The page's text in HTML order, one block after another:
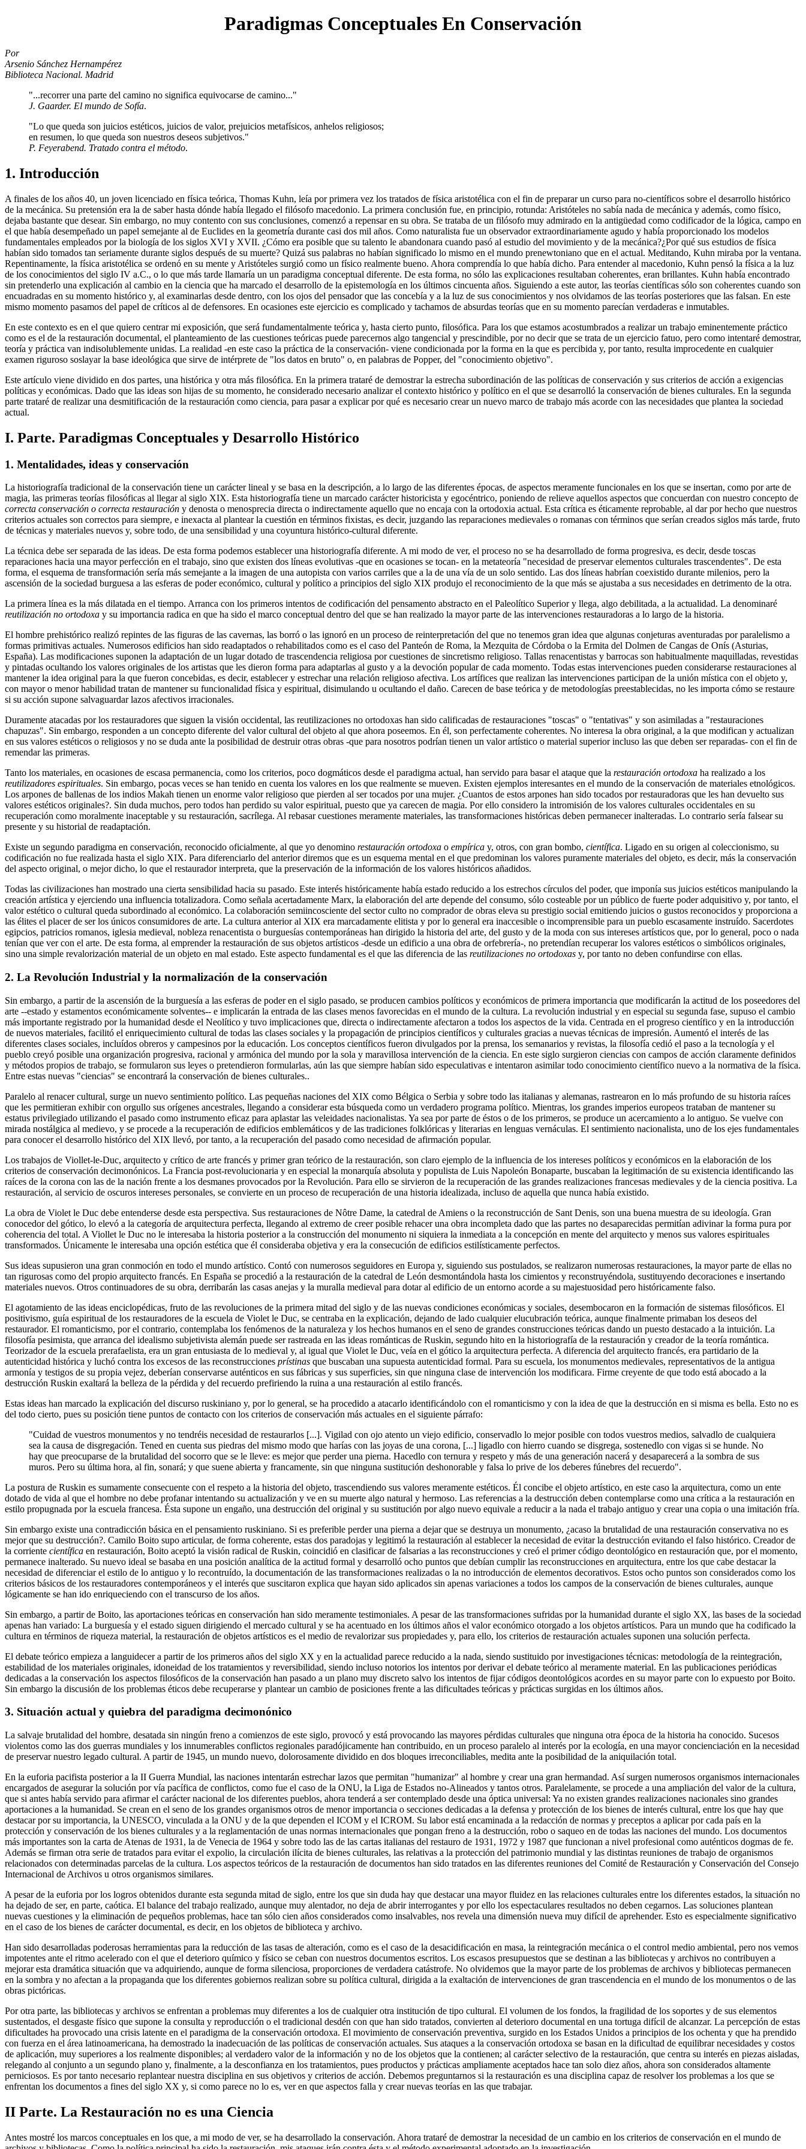
Paradigmas Conceptuales En Conservación
Por
Arsenio Sánchez Hernampérez
Biblioteca Nacional. Madrid
"...recorrer una parte del camino no significa equivocarse de camino..."
J. Gaarder. El mundo de Sofía.
"Lo que queda son juicios estéticos, juicios de valor, prejuicios metafísicos, anhelos religiosos;
en resumen, lo que queda son nuestros deseos subjetivos."
P. Feyerabend. Tratado contra el método.
1. Introducción
A finales de los años 40, un joven licenciado en física teórica, Thomas Kuhn, leía por primera vez los tratados de física aristotélica con el fin de preparar un curso para no-científicos sobre el desarrollo histórico
de la mecánica. Su pretensión era la de saber hasta dónde había llegado el filósofo macedonio. La primera conclusión fue, en principio, rotunda: Aristóteles no sabía nada de mecánica y además, como físico,
dejaba bastante que desear. Sin embargo, no muy contento con sus conclusiones, comenzó a repensar en su obra. Se trataba de un filósofo muy admirado en la antigüedad como codificador de la lógica, campo en
el que había desempeñado un papel semejante al de Euclides en la geometría durante casi dos mil años. Como naturalista fue un observador extraordinariamente agudo y había proporcionado los modelos
fundamentales empleados por la biología de los siglos XVI y XVII. ¿Cómo era posible que su talento le abandonara cuando pasó al estudio del movimiento y de la mecánica?¿Por qué sus estudios de física
habían sido tomados tan seriamente durante siglos después de su muerte? Quizá sus palabras no habían significado lo mismo en el mundo prenewtoniano que en el actual. Meditando, Kuhn miraba por la ventana.
Repentinamente, la física aristotélica se ordenó en su mente y Aristóteles surgió como un físico realmente bueno. Ahora comprendía lo que había dicho. Para entender al macedonio, Kuhn pensó la física a la luz
de los conocimientos del siglo IV a.C., o lo que más tarde llamaría un un paradigma conceptual diferente. De esta forma, no sólo las explicaciones resultaban coherentes, eran brillantes. Kuhn había encontrado
sin pretenderlo una explicación al cambio en la ciencia que ha marcado el desarrollo de la epistemología en los últimos cincuenta años. Siguiendo a este autor, las teorías científicas sólo son coherentes cuando son
encuadradas en su momento histórico y, al examinarlas desde dentro, con los ojos del pensador que las concebía y a la luz de sus conocimientos y nos olvidamos de las teorías posteriores que las falsan. En este
mismo momento pasamos del papel de críticos al de defensores. En ocasiones este ejercicio es complicado y tachamos de absurdas teorías que en su momento parecían verdaderas e inmutables.
En este contexto es en el que quiero centrar mi exposición, que será fundamentalmente teórica y, hasta cierto punto, filosófica. Para los que estamos acostumbrados a realizar un trabajo eminentemente práctico
como es el de la restauración documental, el planteamiento de las cuestiones teóricas puede parecernos algo tangencial y prescindible, por no decir que se trata de un ejercicio fatuo, pero como intentaré demostrar,
teoría y práctica van indisolublemente unidas. La realidad -en este caso la práctica de la conservación- viene condicionada por la forma en la que es percibida y, por tanto, resulta improcedente en cualquier
examen riguroso soslayar la base ideológica que sirve de intérprete de "los datos en bruto" o, en palabras de Popper, del "conocimiento objetivo".
Este artículo viene dividido en dos partes, una histórica y otra más filosófica. En la primera trataré de demostrar la estrecha subordinación de las políticas de conservación y sus criterios de acción a exigencias
políticas y económicas. Dado que las ideas son hijas de su momento, he considerado necesario analizar el contexto histórico y político en el que se desarrolló la conservación de bienes culturales. En la segunda
parte trataré de realizar una desmitificación de la restauración como ciencia, para pasar a explicar por qué es necesario crear un nuevo marco de trabajo más acorde con las necesidades que plantea la sociedad
actual.
I. Parte. Paradigmas Conceptuales y Desarrollo Histórico
1. Mentalidades, ideas y conservación
La historiografía tradicional de la conservación tiene un carácter lineal y se basa en la descripción, a lo largo de las diferentes épocas, de aspectos meramente funcionales en los que se insertan, como por arte de
magia, las primeras teorías filosóficas al llegar al siglo XIX. Esta historiografía tiene un marcado carácter historicista y egocéntrico, poniendo de relieve aquellos aspectos que concuerdan con nuestro concepto de
correcta conservación o correcta restauración y denosta o menosprecia directa o indirectamente aquello que no encaja con la ortodoxia actual. Esta crítica es éticamente reprobable, al dar por hecho que nuestros
criterios actuales son correctos para siempre, e inexacta al plantear la cuestión en términos fixistas, es decir, juzgando las reparaciones medievales o romanas con términos que serían creados siglos más tarde, fruto
de técnicas y materiales nuevos y, sobre todo, de una sensibilidad y una coyuntura histórico-cultural diferente.
La técnica debe ser separada de las ideas. De esta forma podemos establecer una historiografía diferente. A mi modo de ver, el proceso no se ha desarrollado de forma progresiva, es decir, desde toscas
reparaciones hacia una mayor perfección en el trabajo, sino que existen dos líneas evolutivas -que en ocasiones se tocan- en la metateoría "necesidad de preservar elementos culturales trascendentes". De esta
forma, el esquema de transformación sería más semejante a la imagen de una autopista con varios carriles que a la de una vía de un solo sentido. Las dos líneas habrían coexistido durante milenios, pero la
ascensión de la sociedad burguesa a las esferas de poder económico, cultural y político a principios del siglo XIX produjo el reconocimiento de la que más se ajustaba a sus necesidades en detrimento de la otra.
La primera línea es la más dilatada en el tiempo. Arranca con los primeros intentos de codificación del pensamento abstracto en el Paleolítico Superior y llega, algo debilitada, a la actualidad. La denominaré
reutilización no ortodoxa y su importancia radica en que ha sido el marco conceptual dentro del que se han realizado la mayor parte de las intervenciones restauradoras a lo largo de la historia.
El hombre prehistórico realizó repintes de las figuras de las cavernas, las borró o las ignoró en un proceso de reinterpretación del que no tenemos gran idea que algunas conjeturas aventuradas por paralelismo a
formas primitivas actuales. Numerosos edificios han sido readaptados o rehabilitados como es el caso del Panteón de Roma, la Mezquita de Córdoba o la Ermita del Dolmen de Cangas de Onís (Asturias,
España). Las modificaciones suponen la adaptación de un lugar dotado de trascendencia religiosa por cuestiones de sincretismo religioso. Tallas renacentistas y barrocas son habitualmente maquilladas, revestidas
y pintadas ocultando los valores originales de los artistas que les dieron forma para adaptarlas al gusto y a la devoción popular de cada momento. Todas estas intervenciones pueden considerarse restauraciones al
mantener la idea original para la que fueron concebidas, es decir, establecer y estrechar una relación religioso afectiva. Los artífices que realizan las intervenciones participan de la unión mística con el objeto y,
con mayor o menor habilidad tratan de mantener su funcionalidad física y espiritual, disimulando u ocultando el daño. Carecen de base teórica y de metodologías preestablecidas, no les importa cómo se restaure
si su acción supone salvaguardar lazos afectivos irracionales.
Duramente atacadas por los restauradores que siguen la visión occidental, las reutilizaciones no ortodoxas han sido calificadas de restauraciones "toscas" o "tentativas" y son asimiladas a "restauraciones
chapuzas". Sin embargo, responden a un concepto diferente del valor cultural del objeto al que ahora poseemos. En él, son perfectamente coherentes. No interesa la obra original, a la que modifican y actualizan
en sus valores estéticos o religiosos y no se duda ante la posibilidad de destruir otras obras -que para nosotros podrían tienen un valor artístico o material superior incluso las que deben ser reparadas- con el fin de
remendar las primeras.
Tanto los materiales, en ocasiones de escasa permanencia, como los criterios, poco dogmáticos desde el paradigma actual, han servido para basar el ataque que la restauración ortodoxa ha realizado a los
reutilizadores espirituales. Sin embargo, pocas veces se han tenido en cuenta los valores en los que realmente se mueven. Existen ejemplos interesantes en el mundo de la conservación de materiales etnológicos.
Los arpones de ballenas de los indios Makah tienen un enorme valor religioso que pierden al ser tocados por una mujer. ¿Cuantos de estos arpones han sido tocados por restauradoras que les han devuelto sus
valores estéticos originales?. Sin duda muchos, pero todos han perdido su valor espiritual, puesto que ya carecen de magia. Por ello considero la intromisión de los valores culturales occidentales en su
recuperación como moralmente inaceptable y su restauración, sacrílega. Al rebasar cuestiones meramente materiales, las transformaciones históricas deben permanecer inalteradas. Lo contrario sería falsear su
presente y su historial de readaptación.
Existe un segundo paradigma en conservación, reconocido oficialmente, al que yo denomino restauración ortodoxa o empírica y, otros, con gran bombo, científica. Ligado en su origen al coleccionismo, su
codificación no fue realizada hasta el siglo XIX. Para diferenciarlo del anterior diremos que es un esquema mental en el que predominan los valores puramente materiales del objeto, es decir, más la conservación
del aspecto original, o mejor dicho, lo que el restaurador interpreta, que la preservación de la información de los valores históricos añadidos.
Todas las civilizaciones han mostrado una cierta sensibilidad hacia su pasado. Este interés históricamente había estado reducido a los estrechos círculos del poder, que imponía sus juicios estéticos manipulando la
creación artística y ejerciendo una influencia totalizadora. Como señala acertadamente Marx, la elaboración del arte depende del consumo, sólo costeable por un público de fuerte poder adquisitivo y, por tanto, el
valor estético o cultural queda subordinado al económico. La colaboración semiincosciente del sector culto no comprador de obras eleva su prestigio social emitiendo juicios o gustos reconocidos y proporciona a
las élites el placer de ser los únicos consumidores de arte. La cultura anterior al XIX era marcadamente elitista y por lo general era inaccesible o incomprensible para un pueblo escasamente instruído. Sacerdotes
egipcios, patricios romanos, iglesia medieval, nobleza renacentista o burguesías contemporáneas han dirigido la historia del arte, del gusto y de la moda con sus intereses artísticos que, por lo general, poco o nada
tenían que ver con el arte. De esta forma, al emprender la restauración de sus objetos artísticos -desde un edificio a una obra de orfebrería-, no pretendían recuperar los valores estéticos o simbólicos originales,
sino una simple revalorización material de un objeto en mal estado. Este aspecto fundamental es el que las diferencia de las reutilizaciones no ortodoxas y, por tanto no deben confundirse con ellas.
2. La Revolución Industrial y la normalización de la conservación
Sin embargo, a partir de la ascensión de la burguesía a las esferas de poder en el siglo pasado, se producen cambios políticos y económicos de primera importancia que modificarán la actitud de los poseedores del
arte --estado y estamentos económicamente solventes-- e implicarán la entrada de las clases menos favorecidas en el mundo de la cultura. La revolución industrial y en especial su segunda fase, supuso el cambio
más importante registrado por la humanidad desde el Neolítico y tuvo implicaciones que, directa o indirectamente afectaron a todos los aspectos de la vida. Centrada en el progreso científico y en la introducción
de nuevos materiales, facilitó el enriquecimiento cultural de todas las clases sociales y la propagación de principios científicos y culturales gracias a nuevas técnicas de impresión. Aumentó el interés de las
diferentes clases sociales, incluídos obreros y campesinos por la educación. Los conceptos científicos fueron divulgados por la prensa, los semanarios y revistas, la filosofía cedió el paso a la tecnología y el
pueblo creyó posible una organización progresiva, racional y armónica del mundo por la sola y maravillosa intervención de la ciencia. En este siglo surgieron ciencias con campos de acción claramente definidos
y métodos propios de trabajo, se formularon sus leyes o pretendieron formularlas, aún las que siempre habían sido especulativas e intentaron asimilar todo conocimiento científico nuevo a la normativa de la física.
Entre estas nuevas "ciencias" se encontrará la conservación de bienes culturales..
Paralelo al renacer cultural, surge un nuevo sentimiento político. Las pequeñas naciones del XIX como Bélgica o Serbia y sobre todo las italianas y alemanas, rastrearon en lo más profundo de su historia raíces
que les permitieran exhibir con orgullo sus orígenes ancestrales, llegando a considerar esta búsqueda como un verdadero programa político. Mientras, los grandes imperios europeos trataban de mantener su
estatus privilegiado utilizando el pasado como instrumento eficaz para aplastar las veleidades nacionalistas. Ya sea por parte de éstos o de los primeros, se produce un acercamiento a lo antiguo. Se vuelve con
mirada nostálgica al medievo, y se procede a la recuperación de edificios emblemáticos y de las tradiciones folklóricas y literarias en lenguas vernáculas. El sentimiento nacionalista, uno de los ejes fundamentales
para conocer el desarrollo histórico del XIX llevó, por tanto, a la recuperación del pasado como necesidad de afirmación popular.
Los trabajos de Viollet-le-Duc, arquitecto y crítico de arte francés y primer gran teórico de la restauración, son claro ejemplo de la influencia de los intereses políticos y económicos en la elaboración de los
criterios de conservación decimonónicos. La Francia post-revolucionaria y en especial la monarquía absoluta y populista de Luis Napoleón Bonaparte, buscaban la legitimación de su existencia identificando las
raíces de la corona con las de la nación frente a los desmanes provocados por la Revolución. Para ello se sirvieron de la recuperación de las grandes realizaciones francesas medievales y de la ciencia positiva. La
restauración, al servicio de oscuros intereses personales, se convierte en un proceso de recuperación de una historia idealizada, incluso de aquella que nunca había existido.
La obra de Violet le Duc debe entenderse desde esta perspectiva. Sus restauraciones de Nôtre Dame, la catedral de Amiens o la reconstrucción de Sant Denis, son una buena muestra de su ideología. Gran
conocedor del gótico, lo elevó a la categoría de arquitectura perfecta, llegando al extremo de creer posible rehacer una obra incompleta dado que las partes no desaparecidas permitían adivinar la forma pura por
coherencia del total. A Viollet le Duc no le interesaba la historia posterior a la construcción del monumento ni siquiera la inmediata a la concepción en mente del arquitecto y menos sus valores espirituales
transformados. Únicamente le interesaba una opción estética que él consideraba objetiva y era la consecución de edificios estilísticamente perfectos.
Sus ideas supusieron una gran conmoción en todo el mundo artístico. Contó con numerosos seguidores en Europa y, siguiendo sus postulados, se realizaron numerosas restauraciones, la mayor parte de ellas no
tan rigurosas como del propio arquitecto francés. En España se procedió a la restauración de la catedral de León desmontándola hasta los cimientos y reconstruyéndola, sustituyendo decoraciones e insertando
materiales nuevos. Otros continuadores de su obra, derribarán las casas anejas y la muralla medieval para dotar al edificio de un entorno acorde a su majestuosidad pero históricamente falso.
El agotamiento de las ideas enciclopédicas, fruto de las revoluciones de la primera mitad del siglo y de las nuevas condiciones económicas y sociales, desembocaron en la formación de sistemas filosóficos. El
positivismo, guía espiritual de los restauradores de la escuela de Violet le Duc, se centraba en la explicación, dejando de lado cualquier elucubración teórica, aunque finalmente primaban los deseos del
restaurador. El romanticismo, por el contrario, contemplaba los fenómenos de la naturaleza y los hechos humanos en el seno de grandes construcciones teóricas dando un puesto destacado a la intuición. La
filosofía pesimista, que arranca del idealismo subjetivista alemán puede ser rastreada en las ideas románticas de Ruskin, segundo hito en la historiografía de la restauración y creador de la teoría romántica.
Teorizador de la escuela prerafaelista, era un gran entusiasta de lo medieval y, al igual que Violet le Duc, veía en el gótico la arquitectura perfecta. A diferencia del arquitecto francés, era partidario de la
autenticidad histórica y luchó contra los excesos de las reconstrucciones prístinas que buscaban una supuesta autenticidad formal. Para su escuela, los monumentos medievales, representativos de la antigua
armonía y testigos de su propia vejez, deberían conservarse auténticos en sus fábricas y sus superficies, sin que ninguna clase de intervención los modificara. Firme creyente de que todo está abocado a la
destrucción Ruskin exaltará la belleza de la pérdida y del recuerdo prefiriendo la ruina a una restauración al estilo francés.
Estas ideas han marcado la explicación del discurso ruskiniano y, por lo general, se ha procedido a atacarlo identificándolo con el romanticismo y con la idea de que la destrucción en si misma es bella. Esto no es
del todo cierto, pues su posición tiene puntos de contacto con los criterios de conservación más actuales en el siguiente párrafo:
"Cuidad de vuestros monumentos y no tendréis necesidad de restaurarlos [...]. Vigilad con ojo atento un viejo edificio, conservadlo lo mejor posible con todos vuestros medios, salvadlo de cualquiera
sea la causa de disgregación. Tened en cuenta sus piedras del mismo modo que harías con las joyas de una corona, [...] ligadlo con hierro cuando se disgrega, sostenedlo con vigas si se hunde. No
hay que preocuparse de la brutalidad del socorro que se le lleve: es mejor que perder una pierna. Hacedlo con ternura y respeto y más de una generación nacerá y desaparecerá a la sombra de sus
muros. Pero su última hora, al fin, sonará; y que suene abierta y francamente, sin que ninguna sustitución deshonorable y falsa lo prive de los deberes fúnebres del recuerdo".
La postura de Ruskin es sumamente consecuente con el respeto a la historia del objeto, trascendiendo sus valores meramente estéticos. Él concibe el objeto artístico, en este caso la arquitectura, como un ente
dotado de vida al que el hombre no debe profanar intentando su actualización y ve en su muerte algo natural y hermoso. Las referencias a la destrucción deben contemplarse como una crítica a la restauración en
estilo propugnada por la escuela francesa. Ésta supone un engaño, una destrucción del original y su sustitución por algo nuevo equivale a reducir a la nada el trabajo antiguo y crear una copia o una imitación fría.
Sin embargo existe una contradicción básica en el pensamiento ruskiniano. Si es preferible perder una pierna a dejar que se destruya un monumento, ¿acaso la brutalidad de una restauración conservativa no es
mejor que su destrucción?. Camilo Boito supo articular, de forma coherente, estas dos paradojas y legitimó la restauración al establecer la necesidad de evitar la destrucción evitando el falso histórico. Creador de
la corriente científica en restauración, Boito aceptó la visión radical de Ruskin, coincidió en clasificar de falsarias a las reconstrucciones y creó el primer código deontológico en restauración que, por el momento,
permanece inalterado. Su nuevo ideal se basaba en una posición analítica de la actitud formal y desarrolló ocho puntos que debían cumplir las reconstrucciones en arquitectura, entre los que cabe destacar la
necesidad de diferenciar el estilo de lo antiguo y lo recontruído, la documentación de las transformaciones realizadas o la no introducción de elementos decorativos. Estos ocho puntos son considerados como los
criterios básicos de los restauradores contemporáneos y el interés que suscitaron explica que hayan sido aplicados sin apenas variaciones a todos los campos de la conservación de bienes culturales, aunque
lógicamente se han ido enriqueciendo con el transcurso de los años.
Sin embargo, a partir de Boito, las aportaciones teóricas en conservación han sido meramente testimoniales. A pesar de las transformaciones sufridas por la humanidad durante el siglo XX, las bases de la sociedad
apenas han variado: La burguesía y el estado siguen dirigiendo el mercado cultural y se ha acentuado en los últimos años el valor económico otorgado a los objetos artísticos. Para un mundo que ha codificado la
cultura en términos de riqueza material, la restauración de objetos artísticos es el medio de revalorizar sus propiedades y, para ello, los criterios de restauración actuales suponen una solución perfecta.
El debate teórico empieza a languidecer a partir de los primeros años del siglo XX y en la actualidad parece reducido a la nada, siendo sustituido por investigaciones técnicas: metodología de la reintegración,
estabilidad de los materiales originales, idoneidad de los tratamientos y reversibilidad, siendo incluso notorios los intentos por derivar el debate teórico al meramente material. En las publicaciones periódicas
dedicadas a la conservación los aspectos filosóficos de la conservación han pasado a un plano muy discreto salvo los intentos de fijar códigos deontológicos acordes en su mayor parte con lo expuesto por Boito.
Sin embargo la discusión de los problemas éticos debe recuperarse y plantear un cambio de posiciones frente a las dificultades teóricas y prácticas surgidas en los últimos años.
3. Situación actual y quiebra del paradigma decimonónico
La salvaje brutalidad del hombre, desatada sin ningún freno a comienzos de este siglo, provocó y está provocando las mayores pérdidas culturales que ninguna otra época de la historia ha conocido. Sucesos
violentos como las dos guerras mundiales y los innumerables conflictos regionales paradójicamente han contribuido, en un proceso paralelo al interés por la ecología, en una mayor concienciación en la necesidad
de preservar nuestro legado cultural. A partir de 1945, un mundo nuevo, dolorosamente dividido en dos bloques irreconciliables, medita ante la posibilidad de la aniquilación total.
En la euforia pacifista posterior a la II Guerra Mundial, las naciones intentarán estrechar lazos que permitan "humanizar" al hombre y crear una gran hermandad. Así surgen numerosos organismos internacionales
encargados de asegurar la solución por vía pacífica de conflictos, como fue el caso de la ONU, la Liga de Estados no-Alineados y tantos otros. Paralelamente, se procede a una ampliación del valor de la cultura,
que si antes había servido para afirmar el carácter nacional de los diferentes pueblos, ahora tenderá a ser contemplado desde una óptica universal: Ya no existen grandes realizaciones nacionales sino grandes
aportaciones a la humanidad. Se crean en el seno de los grandes organismos otros de menor importancia o secciones dedicadas a la defensa y protección de los bienes de interés cultural, entre los que hay que
destacar por su importancia, la UNESCO, vinculada a la ONU y de la que dependen el ICOM y el ICROM. Su labor está encaminada a la redacción de normas y preceptos a aplicar por cada país en la
protección y conservación de los bienes culturales y a la reglamentación de unas normas internacionales que pongan freno a la destrucción, robo o saqueo en de todas las naciones del mundo. Los documentos
más importantes son la carta de Atenas de 1931, la de Venecia de 1964 y sobre todo las de las cartas italianas del restauro de 1931, 1972 y 1987 que funcionan a nivel profesional como auténticos dogmas de fe.
Además se firman otra serie de tratados para evitar el expolio, la circulación ilícita de bienes culturales, las relativas a la protección del patrimonio mundial y las distintas reuniones de trabajo de organismos
relacionados con determinadas parcelas de la cultura. Los aspectos teóricos de la restauración de documentos han sido tratados en las diferentes reuniones del Comité de Restauración y Conservación del Consejo
Internacional de Archivos u otros organismos similares.
A pesar de la euforia por los logros obtenidos durante esta segunda mitad de siglo, entre los que sin duda hay que destacar una mayor fluidez en las relaciones culturales entre los diferentes estados, la situación no
ha dejado de ser, en parte, caótica. El balance del trabajo realizado, aunque muy alentador, no deja de abrir interrogantes y por ello los espectaculares resultados no deben cegarnos. Las soluciones plantean
nuevas cuestiones y la eliminación de pequeños problemas, hace tan sólo cien años considerados como insalvables, nos revela una dimensión nueva muy difícil de aprehender. Esto es especialmente significativo
en el caso de los bienes de carácter documental, es decir, en los objetos de biblioteca y archivo.
Han sido desarrolladas poderosas herramientas para la reducción de las tasas de alteración, como es el caso de la desacidificación en masa, la reintegración mecánica o el control medio ambiental, pero nos vemos
impotentes ante el ritmo acelerado con el que el deterioro químico y físico se ceban con nuestros documentos escritos. Los escasos presupuestos que se destinan a las bibliotecas y archivos no contribuyen a
mejorar esta dramática situación que va adquiriendo, aunque de forma silenciosa, proporciones de verdadera catástrofe. No olvidemos que la mayor parte de los problemas de archivos y bibliotecas permanecen
en la sombra y no afectan a la propaganda que los diferentes gobiernos realizan sobre su política cultural, dirigida a la exaltación de intervenciones de gran trascendencia en el mundo de los monumentos o de las
obras pictóricas.
Por otra parte, las bibliotecas y archivos se enfrentan a problemas muy diferentes a los de cualquier otra institución de tipo cultural. El volumen de los fondos, la fragilidad de los soportes y de sus elementos
sustentados, el desgaste físico que supone la consulta y reproducción o el tradicional desdén con que han sido tratados, convierten al deterioro documental en una tortuga difícil de alcanzar. La percepción de estas
dificultades ha provocado una crisis latente en el paradigma de la conservación ortodoxa. El movimiento de conservación preventiva, surgido en los Estados Unidos a principios de los ochenta y que ha prendido
con fuerza en el área latinoamericana, ha demostrado la inadecuación de las políticas de conservación actuales. Sus ataques a la conservación ortodoxa se basan en la dificultad de equilibrar necesidades y costos
de aplicación, muy superiores a los realmente disponibles; al verdadero valor de la información y no de los objetos que la contienen; al carácter selectivo de la restauración, que centra su interés en piezas aisladas,
relegando al conjunto a un segundo plano y, finalmente, a la desconfianza en los tratamientos, pues productos y prácticas ampliamente aceptados hace tan solo diez años, ahora son considerados altamente
perniciosos. Es por tanto necesario replantear nuestra disciplina en sus objetivos y criterios de acción. Debemos preguntarnos si la restauración es una disciplina capaz de resolver los problemas a los que se
enfrentan los documentos a fines del siglo XX y, si como parece no lo es, ver en que aspectos falla y crear nuevas teorías en las que trabajar.
II Parte. La Restauración no es una Ciencia
Antes mostré los marcos conceptuales en los que, a mi modo de ver, se ha desarrollado la conservación. Ahora trataré de demostrar la necesidad de un cambio en los criterios de conservación en el mundo de